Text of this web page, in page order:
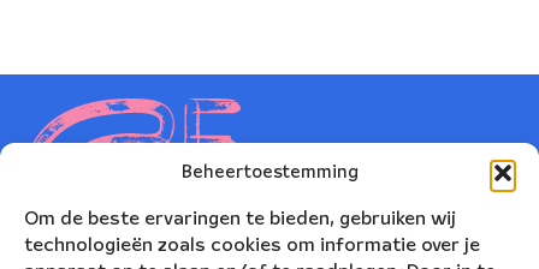
Beheertoestemming
Om de beste ervaringen te bieden, gebruiken wij
technologieën zoals cookies om informatie over je